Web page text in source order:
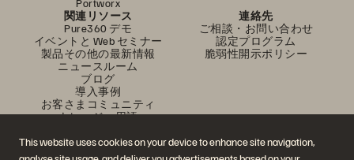
This website uses cookies on your device to enhance site navigation,
Portworx
関連リソース
Pure360 デモ
イベントと Web セミナー
製品その他の最新情報
ニュースルーム
ブログ
導入事例
お客さまコミュニティ
ナレッジ・用語
連絡先
ご相談・お問い合わせ
認定プログラム
脆弱性開示ポリシー